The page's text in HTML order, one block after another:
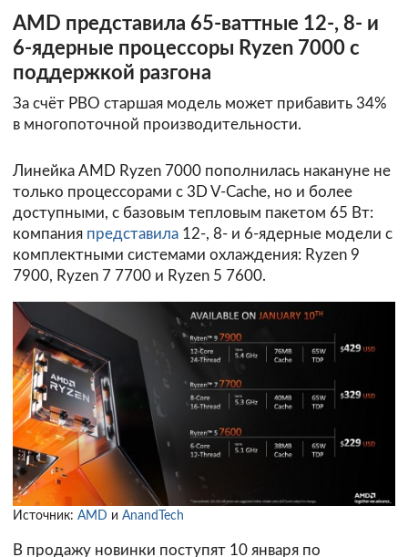
AMD представила 65-ваттные 12-, 8- и
6-ядерные процессоры Ryzen 7000 с
поддержкой разгона
За счёт PBO старшая модель может прибавить 34%
в многопоточной производительности.
Линейка AMD Ryzen 7000 пополнилась накануне не
только процессорами с 3D V-Cache, но и более
доступными, с базовым тепловым пакетом 65 Вт:
компания представила 12-, 8- и 6-ядерные модели с
комплектными системами охлаждения: Ryzen 9
7900, Ryzen 7 7700 и Ryzen 5 7600.
Источник: AMD и AnandTech
В продажу новинки поступят 10 января по